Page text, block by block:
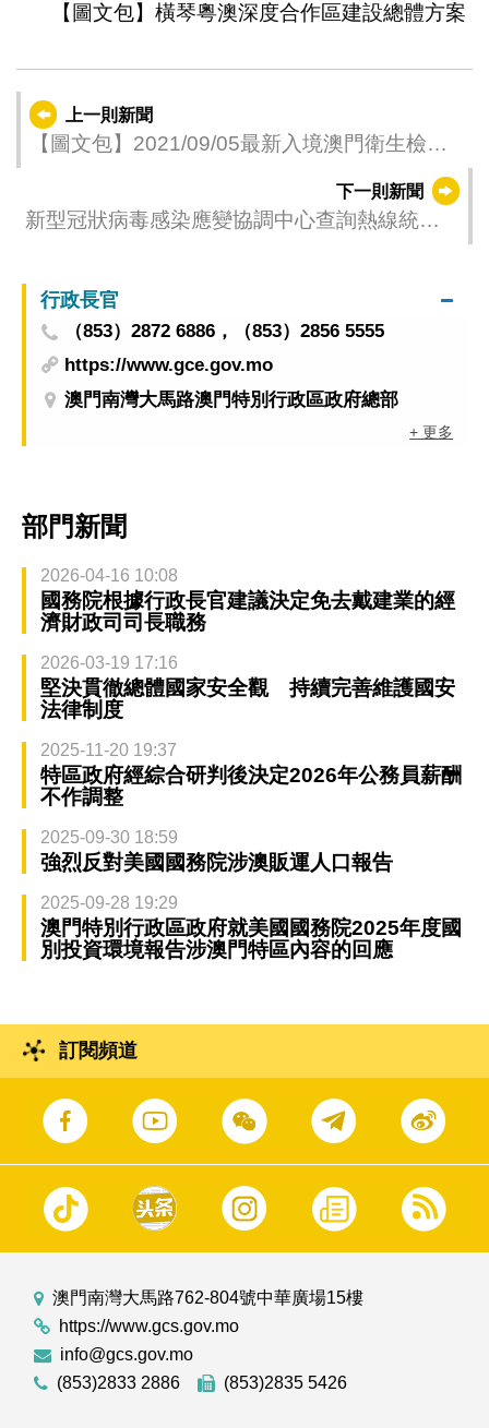
【圖文包】橫琴粵澳深度合作區建設總體方案
上一則新聞
【圖文包】2021/09/05最新入境澳門衛生檢疫
下一則新聞
新型冠狀病毒感染應變協調中心查詢熱線統計
行政長官
（853）2872 6886，（853）2856 5555
https://www.gce.gov.mo
澳門南灣大馬路澳門特別行政區政府總部
+ 更多
部門新聞
2026-04-16 10:08
國務院根據行政長官建議決定免去戴建業的經
濟財政司司長職務
2026-03-19 17:16
堅決貫徹總體國家安全觀 持續完善維護國安
法律制度
2025-11-20 19:37
特區政府經綜合研判後決定2026年公務員薪酬
不作調整
2025-09-30 18:59
強烈反對美國國務院涉澳販運人口報告
2025-09-28 19:29
澳門特別行政區政府就美國國務院2025年度國
別投資環境報告涉澳門特區內容的回應
訂閱頻道
澳門南灣大馬路762-804號中華廣場15樓
https://www.gcs.gov.mo
info@gcs.gov.mo
(853)2833 2886
(853)2835 5426